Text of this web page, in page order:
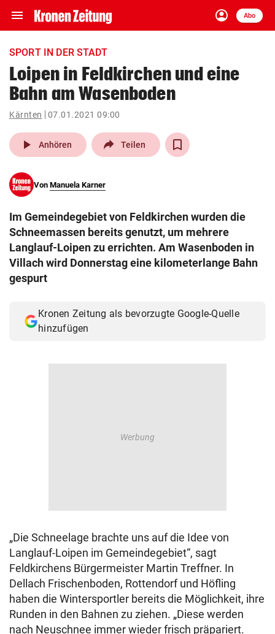
menu Navigation
ein-/ausklappen
account_circle
Anmelden
Abo
close Schließen
account_circle Anmelden
pin_drop
Wien arrow_right
search
eingeben
© Krone Multimedia GmbH & Co KG 2026
SPORT IN DER STADT
Loipen in Feldkirchen und eine
Bahn am Wasenboden
Kärnten 07.01.2021 09:00
play_arrow Anhören Teilen
Von Manuela Karner
Im Gemeindegebiet von Feldkirchen wurden die
Schneemassen bereits genutzt, um mehrere
Langlauf-Loipen zu errichten. Am Wasenboden in
Villach wird Donnerstag eine kilometerlange Bahn
gespurt
Kronen Zeitung als bevorzugte Google-Quelle
hinzufügen
„Die Schneelage brachte uns auf die Idee von
Langlauf-Loipen im Gemeindegebiet“, sagt
Feldkirchens Bürgermeister Martin Treffner. In
Dellach Frischenboden, Rottendorf und Höfling
haben die Wintersportler bereits die Möglichkeit, ihre
Runden in den Bahnen zu ziehen. „Diese werden
nach Neuschnee immer wieder frisch präpariert.